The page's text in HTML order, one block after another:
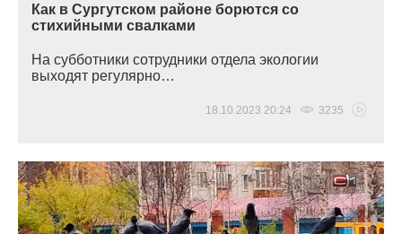
Как в Сургутском районе борются со
стихийными свалками
На субботники сотрудники отдела экологии
выходят регулярно…
18.10.2023 20:24 3235